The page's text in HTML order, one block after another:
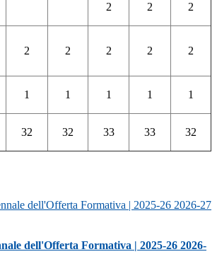
2 2 2
2 2 2 2 2
1 1 1 1 1
32 32 33 33 32
dell'Offerta Formativa | 2025-26 2026-